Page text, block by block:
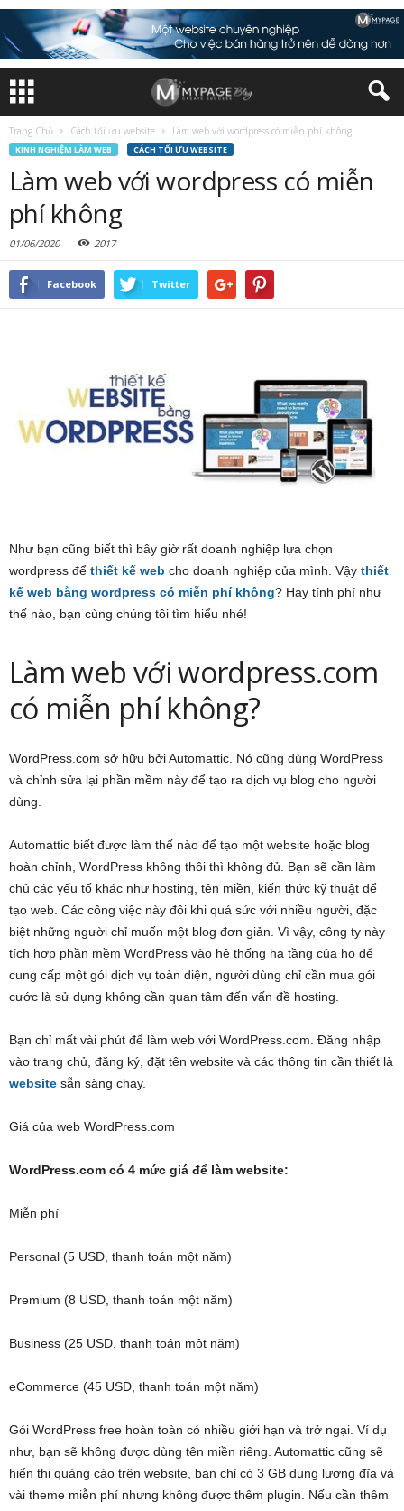
Trang Chủ Cách tối ưu website Làm web với wordpress có miễn phí không
KINH NGHIỆM LÀM WEB CÁCH TỐI ƯU WEBSITE
Làm web với wordpress có miễn
phí không
01/06/2020 2017
Facebook Twitter
Như bạn cũng biết thì bây giờ rất doanh nghiệp lựa chọn
wordpress để thiết kế web cho doanh nghiệp của mình. Vậy thiết
kế web bằng wordpress có miễn phí không? Hay tính phí như
thế nào, bạn cùng chúng tôi tìm hiểu nhé!
Làm web với wordpress.com
có miễn phí không?
WordPress.com sở hữu bởi Automattic. Nó cũng dùng WordPress
và chỉnh sửa lại phần mềm này để tạo ra dịch vụ blog cho người
dùng.
Automattic biết được làm thế nào để tạo một website hoặc blog
hoàn chỉnh, WordPress không thôi thì không đủ. Bạn sẽ cần làm
chủ các yếu tố khác như hosting, tên miền, kiến thức kỹ thuật để
tạo web. Các công việc này đôi khi quá sức với nhiều người, đặc
biệt những người chỉ muốn một blog đơn giản. Vì vậy, công ty này
tích hợp phần mềm WordPress vào hệ thống hạ tầng của họ để
cung cấp một gói dịch vụ toàn diện, người dùng chỉ cần mua gói
cước là sử dụng không cần quan tâm đến vấn đề hosting.
Bạn chỉ mất vài phút để làm web với WordPress.com. Đăng nhập
vào trang chủ, đăng ký, đặt tên website và các thông tin cần thiết là
website sẵn sàng chạy.
Giá của web WordPress.com
WordPress.com có 4 mức giá để làm website:
Miễn phí
Personal (5 USD, thanh toán một năm)
Premium (8 USD, thanh toán một năm)
Business (25 USD, thanh toán một năm)
eCommerce (45 USD, thanh toán một năm)
Gói WordPress free hoàn toàn có nhiều giới hạn và trở ngại. Ví dụ
như, bạn sẽ không được dùng tên miền riêng. Automattic cũng sẽ
hiển thị quảng cáo trên website, bạn chỉ có 3 GB dung lượng đĩa và
vài theme miễn phí nhưng không được thêm plugin. Nếu cần thêm